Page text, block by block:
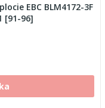
EBC BLM4172-3F
[91-96]